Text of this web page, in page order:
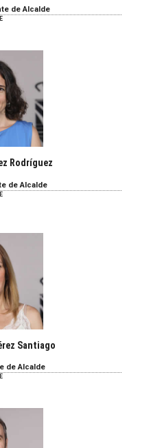
de Alcalde
Rodríguez
de Alcalde
Santiago
de Alcalde